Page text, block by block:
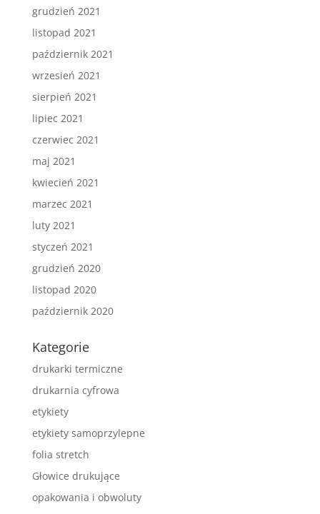
grudzień 2021
listopad 2021
październik 2021
wrzesień 2021
sierpień 2021
lipiec 2021
czerwiec 2021
maj 2021
kwiecień 2021
marzec 2021
luty 2021
styczeń 2021
grudzień 2020
listopad 2020
październik 2020
Kategorie
drukarki termiczne
drukarnia cyfrowa
etykiety
etykiety samoprzylepne
folia stretch
Głowice drukujące
opakowania i obwoluty